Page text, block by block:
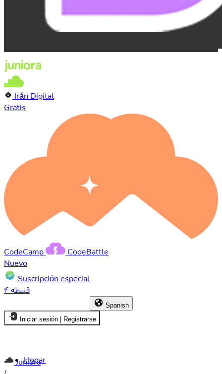
Irán Digital
Gratis
CodeCamp
CodeBattle
Nuevo
Suscripción especial
۴ قسطه
Spanish
Iniciar sesión | Registrarse
Hogar
Juniora
/